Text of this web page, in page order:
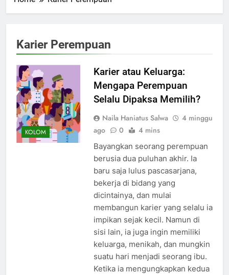
Karier Perempuan
KOLOM
Karier atau Keluarga:
Mengapa Perempuan
Selalu Dipaksa Memilih?
Naila Haniatus Salwa
4 minggu
ago
0 4 mins
Bayangkan seorang perempuan
berusia dua puluhan akhir. Ia
baru saja lulus pascasarjana,
bekerja di bidang yang
dicintainya, dan mulai
membangun karier yang selalu ia
impikan sejak kecil. Namun di
sisi lain, ia juga ingin memiliki
keluarga, menikah, dan mungkin
suatu hari menjadi seorang ibu.
Ketika ia mengungkapkan kedua